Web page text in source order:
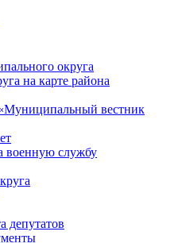
округа
на карте района
вестник
военную службу
депутатов